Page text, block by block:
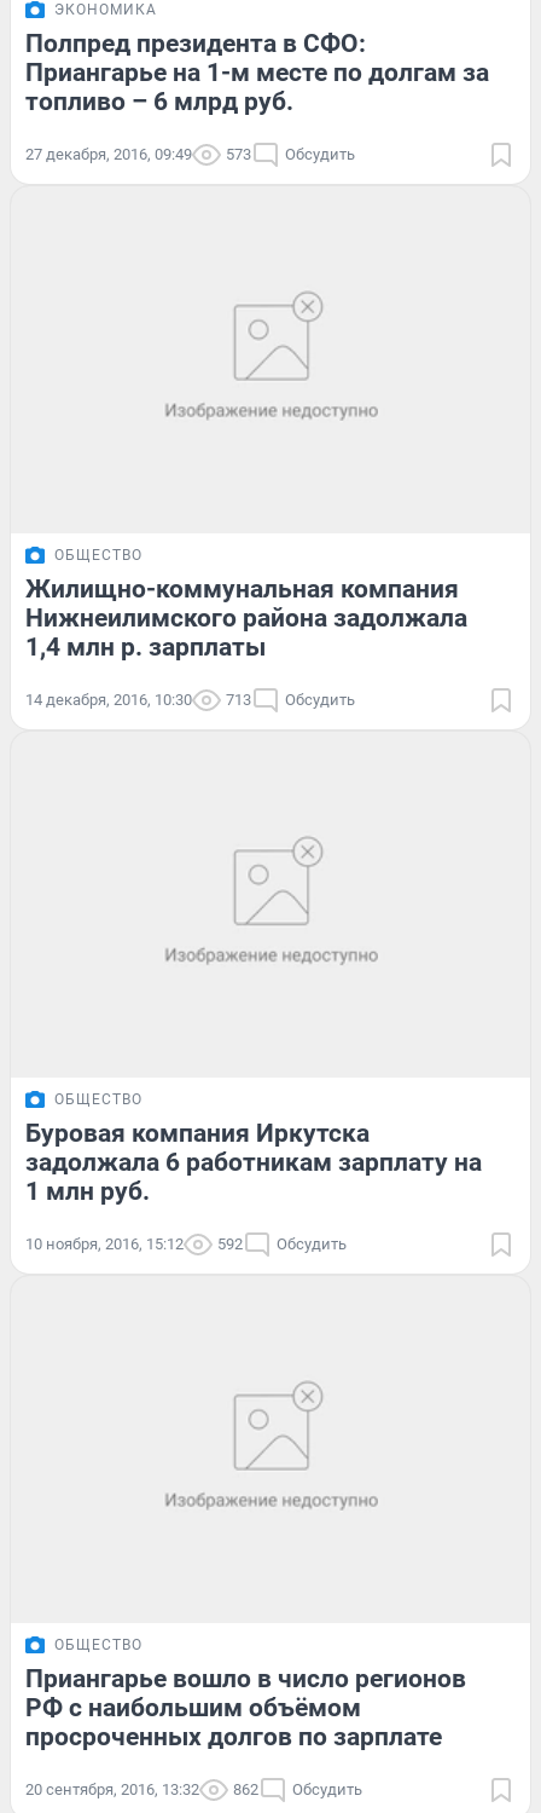
ЭКОНОМИКА
Полпред президента в СФО:
Приангарье на 1-м месте по долгам за
топливо – 6 млрд руб.
27 декабря, 2016, 09:49 573 Обсудить
ОБЩЕСТВО
Жилищно-коммунальная компания
Нижнеилимского района задолжала
1,4 млн р. зарплаты
14 декабря, 2016, 10:30 713 Обсудить
ОБЩЕСТВО
Буровая компания Иркутска
задолжала 6 работникам зарплату на
1 млн руб.
10 ноября, 2016, 15:12 592 Обсудить
ОБЩЕСТВО
Приангарье вошло в число регионов
РФ с наибольшим объёмом
просроченных долгов по зарплате
20 сентября, 2016, 13:32 862 Обсудить